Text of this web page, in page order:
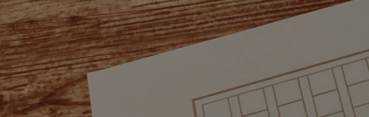
Service
サービス
組織活性化プ
ロジェクト
Company
企業情報
アクセス
当社までのアクセスです